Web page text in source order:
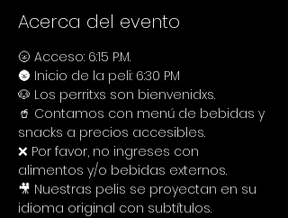
Acerca del evento
🌝 Acceso: 6:15 P.M.
🌚 Inicio de la peli: 6:30 PM
🐶 Los perritxs son bienvenidxs.
🥤 Contamos con menú de bebidas y
snacks a precios accesibles.
❌ Por favor, no ingreses con
alimentos y/o bebidas externos.
🎥 Nuestras pelis se proyectan en su
idioma original con subtítulos.